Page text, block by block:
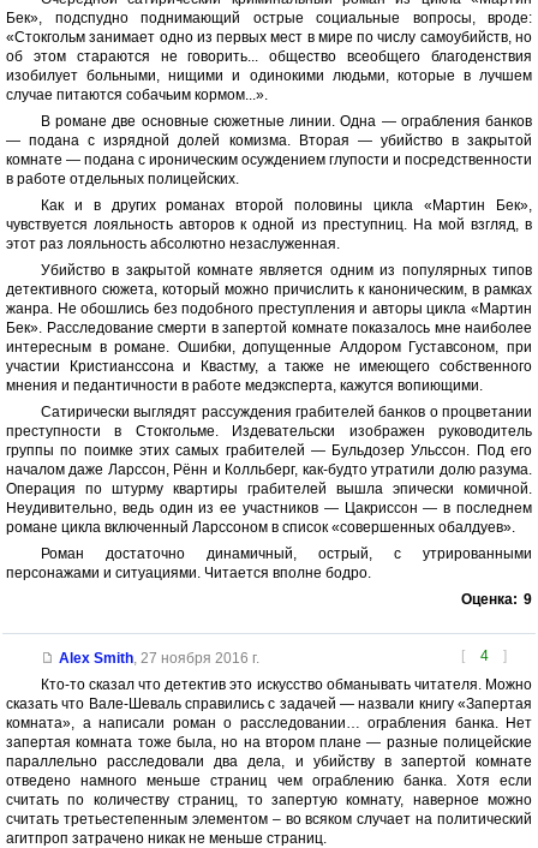
Бек», подспудно поднимающий острые социальные вопросы, вроде:
«Стокгольм занимает одно из первых мест в мире по числу самоубийств, но
об этом стараются не говорить... общество всеобщего благоденствия
изобилует больными, нищими и одинокими людьми, которые в лучшем
случае питаются собачьим кормом...».
В романе две основные сюжетные линии. Одна — ограбления банков
— подана с изрядной долей комизма. Вторая — убийство в закрытой
комнате — подана с ироническим осуждением глупости и посредственности
в работе отдельных полицейских.
Как и в других романах второй половины цикла «Мартин Бек»,
чувствуется лояльность авторов к одной из преступниц. На мой взгляд, в
этот раз лояльность абсолютно незаслуженная.
Убийство в закрытой комнате является одним из популярных типов
детективного сюжета, который можно причислить к каноническим, в рамках
жанра. Не обошлись без подобного преступления и авторы цикла «Мартин
Бек». Расследование смерти в запертой комнате показалось мне наиболее
интересным в романе. Ошибки, допущенные Алдором Густавсоном, при
участии Кристианссона и Квастму, а также не имеющего собственного
мнения и педантичности в работе медэксперта, кажутся вопиющими.
Сатирически выглядят рассуждения грабителей банков о процветании
преступности в Стокгольме. Издевательски изображен руководитель
группы по поимке этих самых грабителей — Бульдозер Ульссон. Под его
началом даже Ларссон, Рённ и Колльберг, как-будто утратили долю разума.
Операция по штурму квартиры грабителей вышла эпически комичной.
Неудивительно, ведь один из ее участников — Цакриссон — в последнем
романе цикла включенный Ларссоном в список «совершенных обалдуев».
Роман достаточно динамичный, острый, с утрированными
персонажами и ситуациями. Читается вполне бодро.
Оценка: 9
[ 4 ]
Alex Smith, 27 ноября 2016 г.
Кто-то сказал что детектив это искусство обманывать читателя. Можно
сказать что Вале-Шеваль справились с задачей — назвали книгу «Запертая
комната», а написали роман о расследовании… ограбления банка. Нет
запертая комната тоже была, но на втором плане — разные полицейские
параллельно расследовали два дела, и убийству в запертой комнате
отведено намного меньше страниц чем ограблению банка. Хотя если
считать по количеству страниц, то запертую комнату, наверное можно
считать третьестепенным элементом – во всяком случает на политический
агитпроп затрачено никак не меньше страниц.